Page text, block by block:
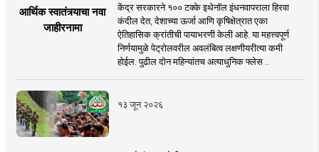
आर्थिक स्वातंत्र्याचा नवा
जाहीरनामा
केंद्र सरकारने १०० टक्के इथेनॉल इंधनवापराला हिरवा
कंदील देत, देशाच्या ऊर्जा आणि कृषिक्षेत्रात एका
ऐतिहासिक क्रांतीची पायाभरणी केली आहे. या महत्त्वपूर्ण
निर्णयामुळे पेट्रोलवरील अवलंबित्व लक्षणीयरीत्या कमी
होईल. पुढील दोन महिन्यांतच अत्याधुनिक फ्लेस ..
१३ जून २०२६